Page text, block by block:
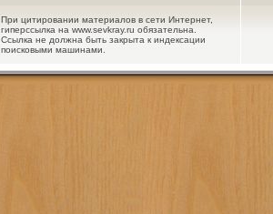
При цитировании материалов в сети Интернет,
гиперссылка на www.sevkray.ru обязательна.
Ссылка не должна быть закрыта к индексации
поисковыми машинами.